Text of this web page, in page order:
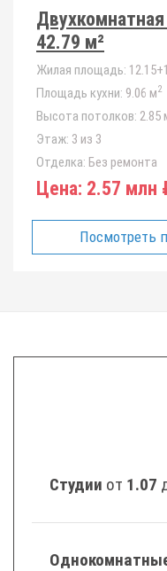
42.79 м²
Жилая площадь:
Площадь кухни: 9.06 м2
Высота потолков: 2.85
Этаж: 3 из 3
Отделка: Без ремонта
Цена: 2.57 млн
Посмотреть
Студии от 1.07